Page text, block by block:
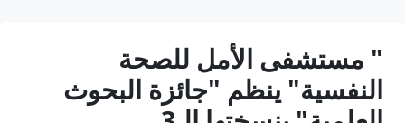
" مستشفى الأمل للصحة
النفسية" ينظم "جائزة البحوث